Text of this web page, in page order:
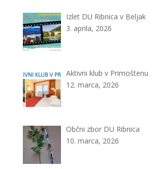
Izlet DU Ribnica v Beljak
3. aprila, 2026
Aktivni klub v Primoštenu
12. marca, 2026
Občni zbor DU Ribnica
10. marca, 2026